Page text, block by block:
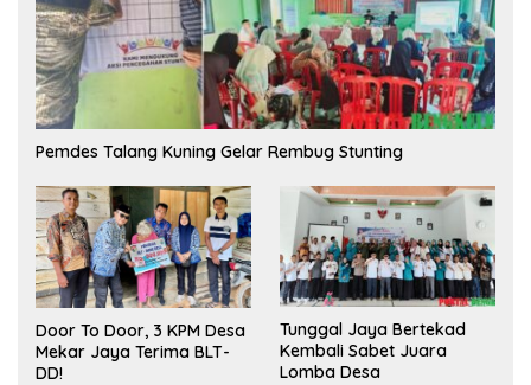
Pemdes Talang Kuning Gelar Rembug Stunting
Door To Door, 3 KPM Desa
Mekar Jaya Terima BLT-
DD!
Tunggal Jaya Bertekad
Kembali Sabet Juara
Lomba Desa